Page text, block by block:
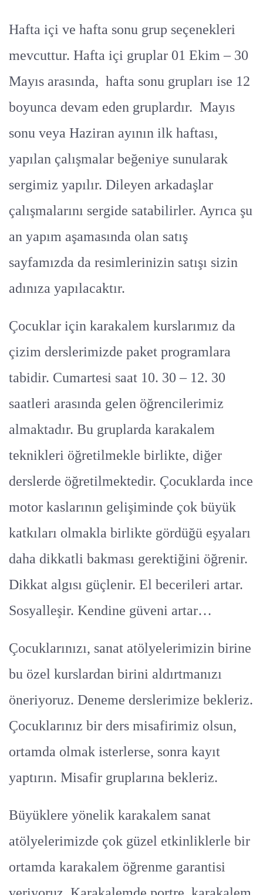
Hafta içi ve hafta sonu grup seçenekleri
mevcuttur. Hafta içi gruplar 01 Ekim – 30
Mayıs arasında, hafta sonu grupları ise 12
boyunca devam eden gruplardır. Mayıs
sonu veya Haziran ayının ilk haftası,
yapılan çalışmalar beğeniye sunularak
sergimiz yapılır. Dileyen arkadaşlar
çalışmalarını sergide satabilirler. Ayrıca şu
an yapım aşamasında olan satış
sayfamızda da resimlerinizin satışı sizin
adınıza yapılacaktır.
Çocuklar için karakalem kurslarımız da
çizim derslerimizde paket programlara
tabidir. Cumartesi saat 10. 30 – 12. 30
saatleri arasında gelen öğrencilerimiz
almaktadır. Bu gruplarda karakalem
teknikleri öğretilmekle birlikte, diğer
derslerde öğretilmektedir. Çocuklarda ince
motor kaslarının gelişiminde çok büyük
katkıları olmakla birlikte gördüğü eşyaları
daha dikkatli bakması gerektiğini öğrenir.
Dikkat algısı güçlenir. El becerileri artar.
Sosyalleşir. Kendine güveni artar…
Çocuklarınızı, sanat atölyelerimizin birine
bu özel kurslardan birini aldırtmanızı
öneriyoruz. Deneme derslerimize bekleriz.
Çocuklarınız bir ders misafirimiz olsun,
ortamda olmak isterlerse, sonra kayıt
yaptırın. Misafir gruplarına bekleriz.
Büyüklere yönelik karakalem sanat
atölyelerimizde çok güzel etkinliklerle bir
ortamda karakalem öğrenme garantisi